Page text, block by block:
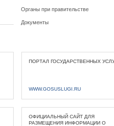
Органы при правительстве
Документы
ПОРТАЛ ГОСУДАРСТВЕННЫХ
WWW.GOSUSLUGI.RU
ОФИЦИАЛЬНЫЙ САЙТ ДЛЯ
РАЗМЕЩЕНИЯ ИНФОРМАЦИИ О